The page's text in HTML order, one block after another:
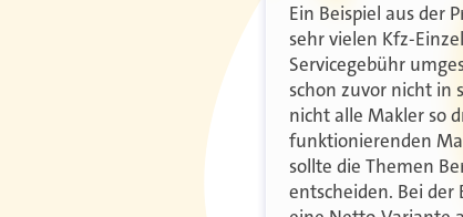
Ein Beispiel aus der
sehr vielen Kfz-
Servicegebühr
schon zuvor nicht in
nicht alle Makler so
funktionierenden
sollte die Themen
entscheiden. Bei der